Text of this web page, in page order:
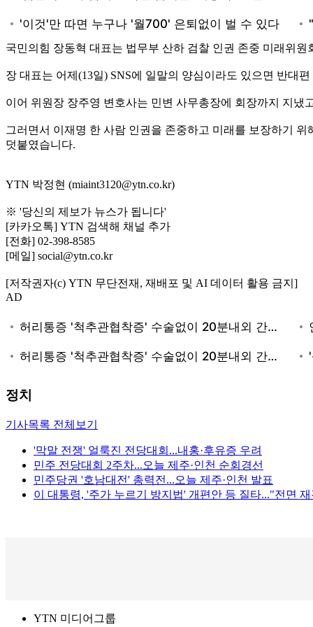
국민의힘 장동혁 대표는 법무부 산하 검찰 인권 존중 미래위
장 대표는 어제(13일) SNS에 일말의 양심이라도 있으면 반대
이어 위원장 장주영 변호사는 민변 사무총장에 회장까지 지
그러면서 이재명 한 사람 인권을 존중하고 미래를 보장하기
덧붙였습니다.
YTN 박정현 (miaint3120@ytn.co.kr)
※ '당신의 제보가 뉴스가 됩니다'
[카카오톡] YTN 검색해 채널 추가
[전화] 02-398-8585
[메일] social@ytn.co.kr
[저작권자(c) YTN 무단전재, 재배포 및 AI 데이터 활용 금지]
AD
정치
기사목록 전체보기
'막말 전쟁' 얼룩진 전당대회...내홍·후유증 우려
민주 전당대회 2주차...오늘 제주·인천 순회경선
민주당권 '호남대전' 총력전...오늘 제주·인천 발표
이 대통령, '주가 누르기 방지법' 개편안 등 질타..."전면
YTN 미디어그룹